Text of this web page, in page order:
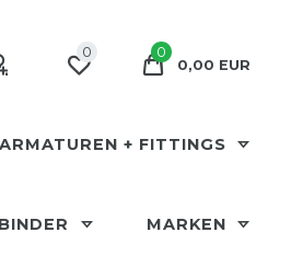
0
0
0,00 EUR
ARMATUREN + FITTINGS
MARKEN